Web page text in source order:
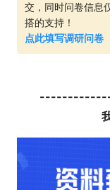
交，同时问卷信息
搭的支持！
点此填写调研问卷